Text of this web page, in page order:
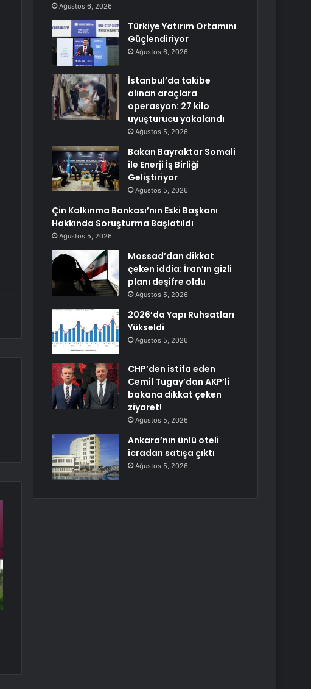
Ağustos 6, 2026
Türkiye Yatırım Ortamını
Güçlendiriyor
Ağustos 6, 2026
İstanbul’da takibe
alınan araçlara
operasyon: 27 kilo
uyuşturucu yakalandı
Ağustos 5, 2026
Bakan Bayraktar Somali
ile Enerji İş Birliği
Geliştiriyor
Ağustos 5, 2026
Çin Kalkınma Bankası’nın Eski Başkanı
Hakkında Soruşturma Başlatıldı
Ağustos 5, 2026
Mossad’dan dikkat
çeken iddia: İran’ın gizli
planı deşifre oldu
Ağustos 5, 2026
2026’da Yapı Ruhsatları
Yükseldi
Ağustos 5, 2026
CHP’den istifa eden
Cemil Tugay’dan AKP’li
bakana dikkat çeken
ziyaret!
Ağustos 5, 2026
Ankara’nın ünlü oteli
icradan satışa çıktı
Ağustos 5, 2026